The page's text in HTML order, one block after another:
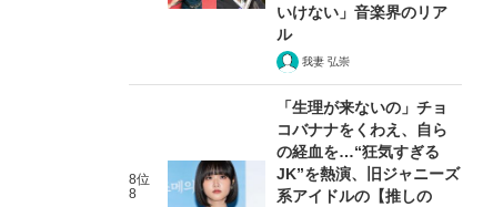
いけない」音楽界のリア
ル
我妻 弘崇
8位
8
「生理が来ないの」チョ
コバナナをくわえ、自ら
の経血を…“狂気すぎる
JK”を熱演、旧ジャニーズ
系アイドルの【推しの